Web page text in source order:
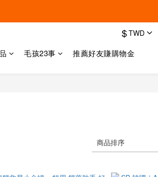
$TWD
毛孩23事 推薦好友賺購物金
商品排序